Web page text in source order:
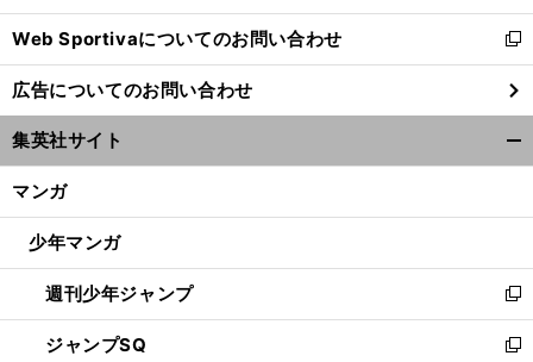
開
く
Web Sportivaについてのお問い合わせ
新
し
い
ウ
ィ
ン
ウ
開
く
広告についてのお問い合わせ
集英社サイト
マンガ
少年マンガ
週刊少年ジャンプ
新
し
い
ジャンプSQ
新